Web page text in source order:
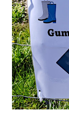
bei diversen
Weg zu einer
Dinge auf
verarbeiten
zugleich. Denn
künftig in den
zuvord...